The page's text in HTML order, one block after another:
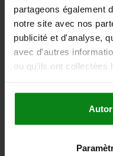
partageons également
notre site avec nos
publicité et d'analyse,
avec d'autres
ou qu'ils ont collectées
Engrenages en inox,
de pression 20°